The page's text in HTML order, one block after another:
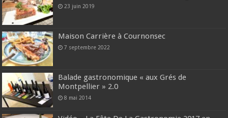
23 juin 2019
Maison Carrière à Cournonsec
7 septembre 2022
Balade gastronomique « aux Grés de
Montpellier » 2.0
8 mai 2014